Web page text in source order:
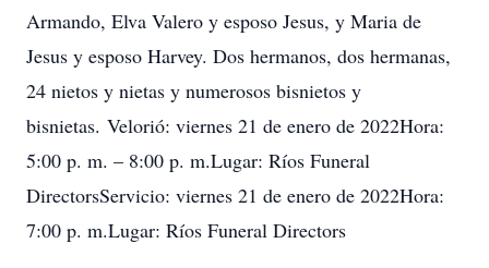
Armando, Elva Valero y esposo Jesus, y Maria de
Jesus y esposo Harvey. Dos hermanos, dos hermanas,
24 nietos y nietas y numerosos bisnietos y
bisnietas. Velorió: viernes 21 de enero de 2022Hora:
5:00 p. m. – 8:00 p. m.Lugar: Ríos Funeral
DirectorsServicio: viernes 21 de enero de 2022Hora:
7:00 p. m.Lugar: Ríos Funeral Directors